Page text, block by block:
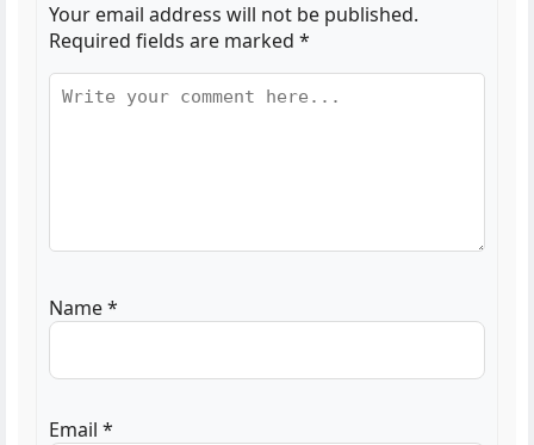
Your email address will not be published.
Required fields are marked *
Name*
Email *